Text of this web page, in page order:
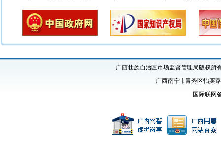
广西壮族自治区市场监督管理局版权
广西南宁市青秀区怡宾
国际联网